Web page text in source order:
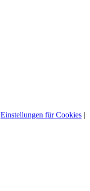
Einstellungen für Cookies |